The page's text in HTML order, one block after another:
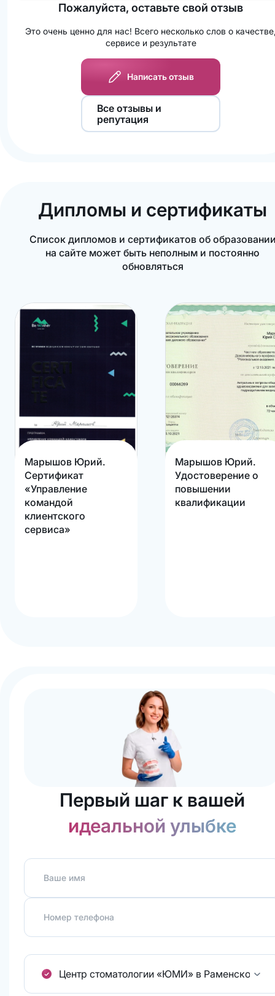
Пожалуйста, оставьте свой отзыв
Это очень ценно для нас! Всего несколько слов о
сервисе и результате
Написать отзыв
Все отзывы и
репутация
Дипломы и сертификаты
Список дипломов и сертификатов об
на сайте может быть неполным и постоянно
обновляться
Марышов Юрий.
Сертификат
«Управление
командой
клиентского
сервиса»
Марышов Юрий.
Удостоверение о
повышении
квалификации
Первый шаг к вашей
идеальной улыбке
Ваше имя
Номер телефона
Центр стоматологии «ЮМИ» в Раменском.